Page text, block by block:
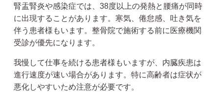
腎盂腎炎や感染症では、38度以上の発熱と腰痛が同時
に出現することがあります。寒気、倦怠感、吐き気を
伴う患者様もいます。整骨院で施術する前に医療機関
受診が優先になります。
我慢して仕事を続ける患者様もいますが、内臓疾患は
進行速度が速い場合があります。特に高齢者は症状が
悪化しやすいため注意が必要です。